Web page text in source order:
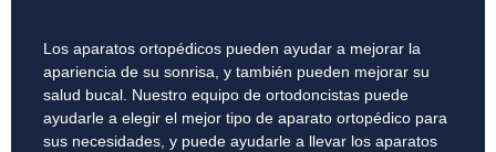
Los aparatos ortopédicos pueden ayudar a mejorar la
apariencia de su sonrisa, y también pueden mejorar su
salud bucal. Nuestro equipo de ortodoncistas puede
ayudarle a elegir el mejor tipo de aparato ortopédico para
sus necesidades, y puede ayudarle a llevar los aparatos